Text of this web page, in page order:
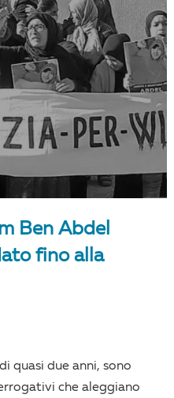
Ben Abdel
fino alla
quasi due anni, sono
che aleggiano